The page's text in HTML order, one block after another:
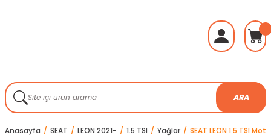
ARA
Anasayfa SEAT LEON 2021- 1.5 TSI Yağlar SEAT LEON 1.5 TSI